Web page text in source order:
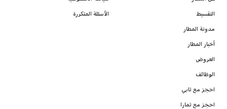
التقسيط
مدونة المطار
أخبار المطار
العروض
الوظائف
احجز مع تابي
احجز مع تمارا
الأسئلة المتكررة